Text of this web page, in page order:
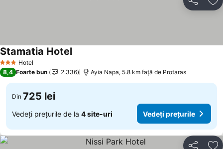
Distribuiți
3 SteleHotel
Stamatia HotelVedeți prețurile
8,4 Foarte bun 2.336 Ayia Napa, 5.8 km faţă de Protaras
Din 725 lei
Vedeți prețurile de la 4 site-uri Vedeți prețurile